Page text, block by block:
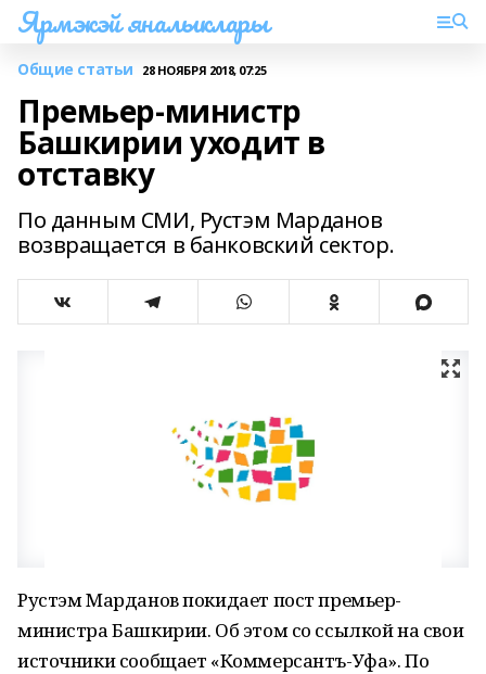
Ярмэкэй яналыклары
Общие статьи 28 НОЯБРЯ 2018, 07:25
Премьер-министр
Башкирии уходит в
отставку
По данным СМИ, Рустэм Марданов
возвращается в банковский сектор.
Рустэм Марданов покидает пост премьер-
министра Башкирии. Об этом со ссылкой на свои
источники сообщает «Коммерсантъ-Уфа». По